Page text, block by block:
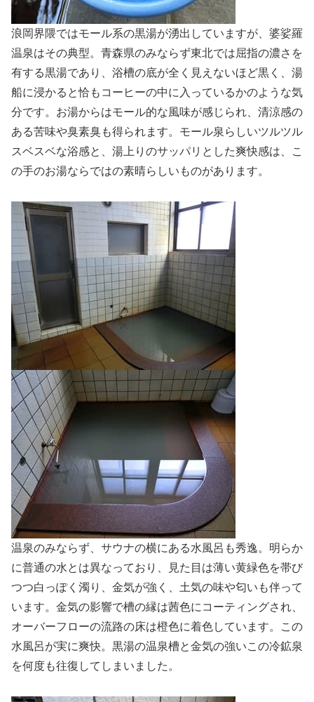
浪岡界隈ではモール系の黒湯が湧出していますが、婆娑羅
温泉はその典型。青森県のみならず東北では屈指の濃さを
有する黒湯であり、浴槽の底が全く見えないほど黒く、湯
船に浸かると恰もコーヒーの中に入っているかのような気
分です。お湯からはモール的な風味が感じられ、清涼感の
ある苦味や臭素臭も得られます。モール泉らしいツルツル
スベスベな浴感と、湯上りのサッパリとした爽快感は、こ
の手のお湯ならではの素晴らしいものがあります。
温泉のみならず、サウナの横にある水風呂も秀逸。明らか
に普通の水とは異なっており、見た目は薄い黄緑色を帯び
つつ白っぽく濁り、金気が強く、土気の味や匂いも伴って
います。金気の影響で槽の縁は茜色にコーティングされ、
オーバーフローの流路の床は橙色に着色しています。この
水風呂が実に爽快。黒湯の温泉槽と金気の強いこの冷鉱泉
を何度も往復してしまいました。